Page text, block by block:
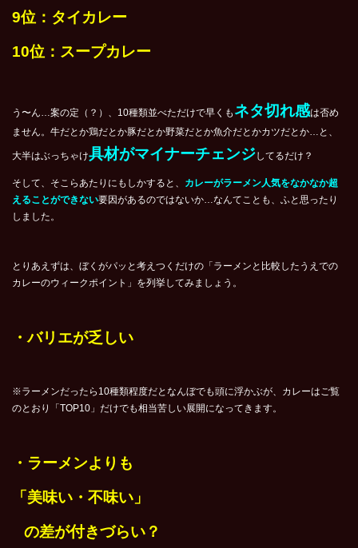
9位：タイカレー
10位：スープカレー
う〜ん…案の定（？）、10種類並べただけで早くもネタ切れ感は否め
ません。牛だとか鶏だとか豚だとか野菜だとか魚介だとかカツだとか…と、
大半はぶっちゃけ具材がマイナーチェンジしてるだけ？
そして、そこらあたりにもしかすると、 カレーがラーメン人気をなかなか超
えることができない要因があるのではないか…なんてことも、ふと思ったり
しました。
とりあえずは、ぼくがパッと考えつくだけの「ラーメンと比較したうえでの
カレーのウィークポイント」を列挙してみましょう。
・バリエが乏しい
※ラーメンだったら10種類程度だとなんぼでも頭に浮かぶが、カレーはご覧
のとおり「TOP10」だけでも相当苦しい展開になってきます。
・ラーメンよりも
「美味い・不味い」
の差が付きづらい？